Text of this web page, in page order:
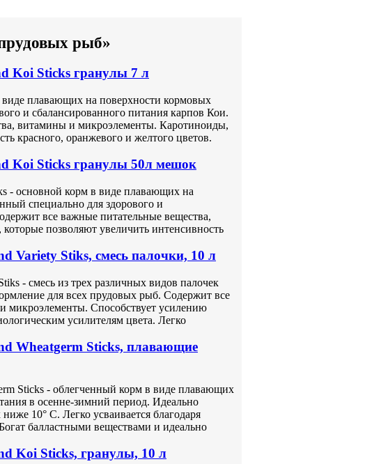
рыб»
Koi Sticks гранулы 7 л
плавающих на поверхности кормовых
и сбалансированного питания карпов Кои.
витамины и микроэлементы. Каротиноиды,
красного, оранжевого и желтого цветов.
Koi Sticks гранулы 50л мешок
- основной корм в виде плавающих на
специально для здорового и
все важные питательные вещества,
позволяют увеличить интенсивность
Variety Stiks, смесь палочки, 10 л
- смесь из трех различных видов палочек
для всех прудовых рыб. Содержит все
микроэлементы. Способствует усилению
усилителям цвета. Легко
Wheatgerm Sticks, плавающие
Sticks - облегченный корм в виде плавающих
в осенне-зимний период. Идеально
10° С. Легко усваивается благодаря
балластными веществами и идеально
Koi Sticks, гранулы, 10 л